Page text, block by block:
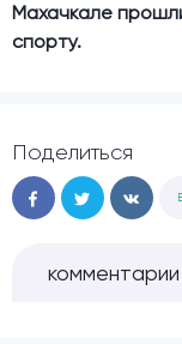
Махачкале
спорту.
Поделиться
комментарии